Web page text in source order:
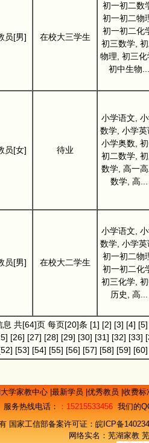
员[男] 在校大三学生
初一初二数
初一初二物
初一初二化
初三数学,
物理, 初三化
初中生物...
员[女] 待业
小学语文,
数学, 小学英
小学奥数,
初二数学,
数学, 高一
数学, 高...
员[男] 在校大二学生
小学语文,
数学, 小学英
初一初二物
初一初二化
初三化学,
历史, 高...
息 共[64]页 每页[20]条 [1] [2] [3] [4] [5]
[26] [27] [28] [29] [30] [31] [32] [33]
[53] [54] [55] [56] [57] [58] [59] [60]
学家教中心 最新学员 优秀教员 收费
服务热线电话：
：15215533456 我们的
家工信部备案许可证： 皖ICP备
网络实名： 芜湖家教